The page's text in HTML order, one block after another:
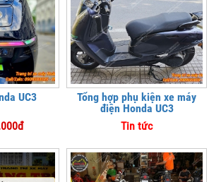
UC3
Tổng hợp phụ kiện xe máy
điện Honda UC3
Tin tức